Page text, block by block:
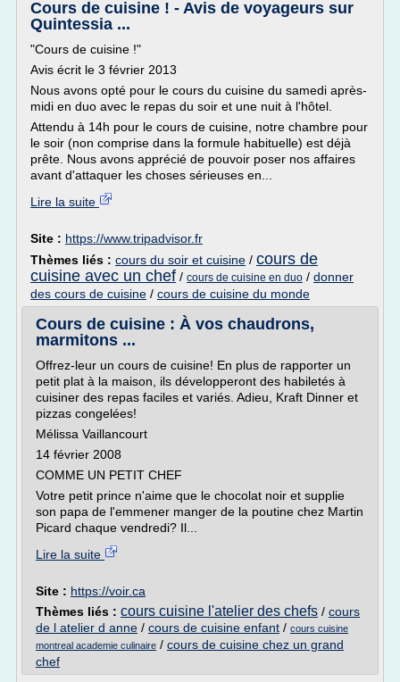
Cours de cuisine ! - Avis de voyageurs sur
Quintessia ...
"Cours de cuisine !"
Avis écrit le 3 février 2013
Nous avons opté pour le cours du cuisine du samedi après-
midi en duo avec le repas du soir et une nuit à l'hôtel.
Attendu à 14h pour le cours de cuisine, notre chambre pour
le soir (non comprise dans la formule habituelle) est déjà
prête. Nous avons apprécié de pouvoir poser nos affaires
avant d'attaquer les choses sérieuses en...
Lire la suite
Site : https://www.tripadvisor.fr
Thèmes liés : cours du soir et cuisine / cours de
cuisine avec un chef / cours de cuisine en duo / donner
des cours de cuisine / cours de cuisine du monde
Cours de cuisine : À vos chaudrons,
marmitons ...
Offrez-leur un cours de cuisine! En plus de rapporter un
petit plat à la maison, ils développeront des habiletés à
cuisiner des repas faciles et variés. Adieu, Kraft Dinner et
pizzas congelées!
Mélissa Vaillancourt
14 février 2008
COMME UN PETIT CHEF
Votre petit prince n'aime que le chocolat noir et supplie
son papa de l'emmener manger de la poutine chez Martin
Picard chaque vendredi? Il...
Lire la suite
Site : https://voir.ca
Thèmes liés : cours cuisine l'atelier des chefs / cours
de l atelier d anne / cours de cuisine enfant / cours cuisine
montreal academie culinaire / cours de cuisine chez un grand
chef